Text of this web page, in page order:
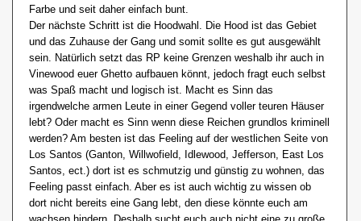
Farbe und seit daher einfach bunt.
Der nächste Schritt ist die Hoodwahl. Die Hood ist das Gebiet
und das Zuhause der Gang und somit sollte es gut ausgewählt
sein. Natürlich setzt das RP keine Grenzen weshalb ihr auch in
Vinewood euer Ghetto aufbauen könnt, jedoch fragt euch selbst
was Spaß macht und logisch ist. Macht es Sinn das
irgendwelche armen Leute in einer Gegend voller teuren Häuser
lebt? Oder macht es Sinn wenn diese Reichen grundlos kriminell
werden? Am besten ist das Feeling auf der westlichen Seite von
Los Santos (Ganton, Willwofield, Idlewood, Jefferson, East Los
Santos, ect.) dort ist es schmutzig und günstig zu wohnen, das
Feeling passt einfach. Aber es ist auch wichtig zu wissen ob
dort nicht bereits eine Gang lebt, den diese könnte euch am
wachsen hindern. Deshalb sucht euch auch nicht eine zu große